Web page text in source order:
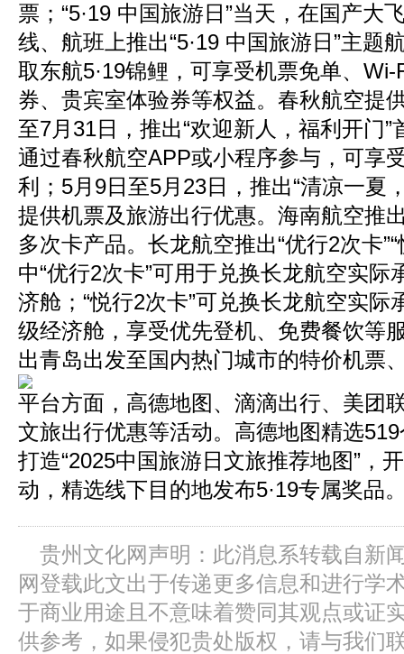
票；“5·19 中国旅游日”当天，在国产大
线、航班上推出“5·19 中国旅游日”主题
取东航5·19锦鲤，可享受机票免单、
券、贵宾室体验券等权益。春秋航空提
至7月31日，推出“欢迎新人，福利开门
通过春秋航空APP或小程序参与，可享
利；5月9日至5月23日，推出“清凉一夏
提供机票及旅游出行优惠。海南航空推
多次卡产品。长龙航空推出“优行2次卡
中“优行2次卡”可用于兑换长龙航空实际
济舱；“悦行2次卡”可兑换长龙航空实际
级经济舱，享受优先登机、免费餐饮等
出青岛出发至国内热门城市的特价机票
平台方面，高德地图、滴滴出行、美团
文旅出行优惠等活动。高德地图精选
打造“2025中国旅游日文旅推荐地图”，
动，精选线下目的地发布5·19专属奖品
贵州文化网声明：此消息系转载自新
网登载此文出于传递更多信息和进行学
于商业用途且不意味着赞同其观点或证
供参考，如果侵犯贵处版权，请与我们